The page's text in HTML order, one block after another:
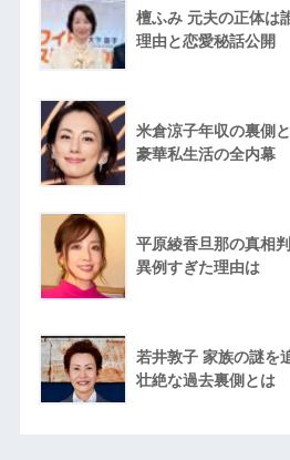
檀ふみ 元夫の正体は
理由と恋愛秘話公開
米倉涼子年収の裏側
豪華私生活の全内幕
平原綾香旦那の真相
異例すぎた理由は
若井敦子 家族の謎を
壮絶な過去裏側とは